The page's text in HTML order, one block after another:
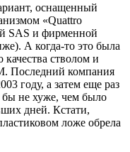
оснащенный
«Quattro
SAS и фирменной
А когда-то это была
качества стволом и
Последний компания
году, а затем еще раз
бы не хуже, чем было
дней. Кстати,
ложе обрела